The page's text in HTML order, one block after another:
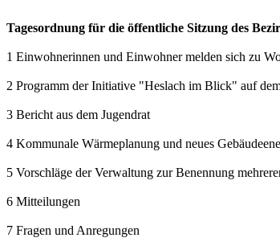
Tagesordnung für die öffentliche Sitzung des
1 Einwohnerinnen und Einwohner melden sich zu
2 Programm der Initiative "Heslach im Blick" auf
3 Bericht aus dem Jugendrat
4 Kommunale Wärmeplanung und neues
5 Vorschläge der Verwaltung zur Benennung
6 Mitteilungen
7 Fragen und Anregungen